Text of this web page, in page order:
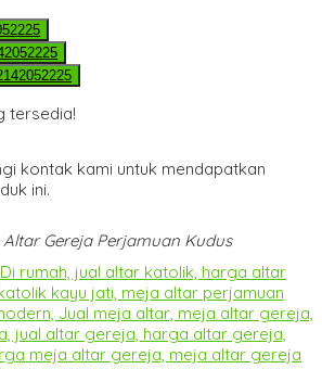
tersedia!
kontak kami untuk mendapatkan
ini.
Gereja Perjamuan Kudus